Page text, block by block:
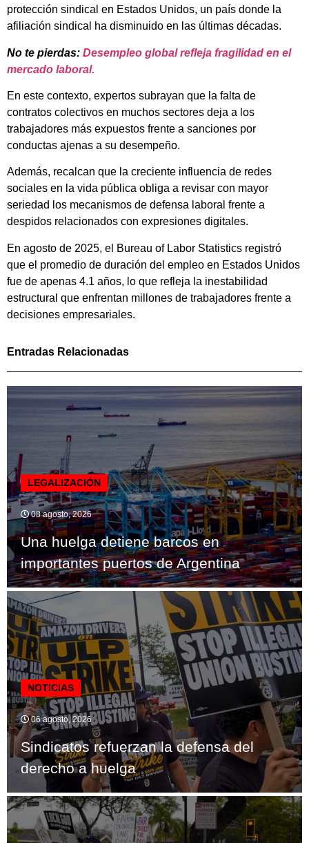
protección sindical en Estados Unidos, un país donde la
afiliación sindical ha disminuido en las últimas décadas.
No te pierdas: Desempleo global refleja fragilidad en el
mercado laboral.
En este contexto, expertos subrayan que la falta de
contratos colectivos en muchos sectores deja a los
trabajadores más expuestos frente a sanciones por
conductas ajenas a su desempeño.
Además, recalcan que la creciente influencia de redes
sociales en la vida pública obliga a revisar con mayor
seriedad los mecanismos de defensa laboral frente a
despidos relacionados con expresiones digitales.
En agosto de 2025, el Bureau of Labor Statistics registró
que el promedio de duración del empleo en Estados Unidos
fue de apenas 4.1 años, lo que refleja la inestabilidad
estructural que enfrentan millones de trabajadores frente a
decisiones empresariales.
Entradas Relacionadas
LEGALIZACIÓN
08 agosto, 2026
Una huelga detiene barcos en
importantes puertos de Argentina
NOTICIAS
06 agosto, 2026
Sindicatos refuerzan la defensa del
derecho a huelga